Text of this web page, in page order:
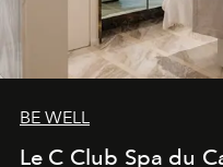
BE WELL
Le C Club Spa du